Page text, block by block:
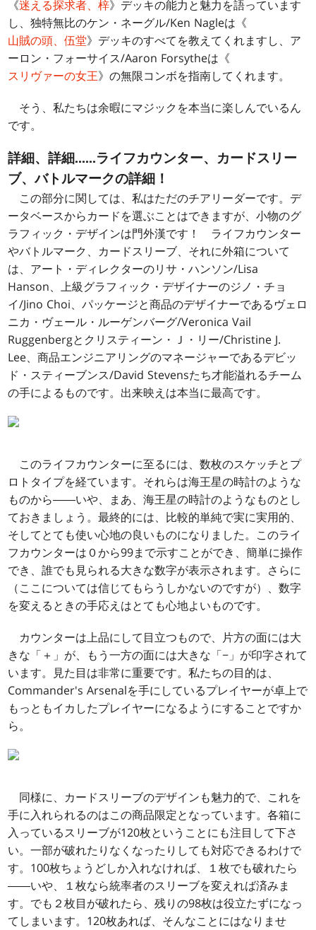
《迷える探求者、梓》デッキの能力と魅力を語っています
し、独特無比のケン・ネーグル/Ken Nagleは《
山賊の頭、伍堂》デッキのすべてを教えてくれますし、ア
ーロン・フォーサイス/Aaron Forsytheは《
スリヴァーの女王》の無限コンボを指南してくれます。
そう、私たちは余暇にマジックを本当に楽しんでいるん
です。
詳細、詳細……ライフカウンター、カードスリー
ブ、バトルマークの詳細！
この部分に関しては、私はただのチアリーダーです。デ
ータベースからカードを選ぶことはできますが、小物のグ
ラフィック・デザインは門外漢です！ ライフカウンター
やバトルマーク、カードスリーブ、それに外箱について
は、アート・ディレクターのリサ・ハンソン/Lisa
Hanson、上級グラフィック・デザイナーのジノ・チョ
イ/Jino Choi、パッケージと商品のデザイナーであるヴェロ
ニカ・ヴェール・ルーゲンバーグ/Veronica Vail
Ruggenbergとクリスティーン・Ｊ・リー/Christine J.
Lee、商品エンジニアリングのマネージャーであるデビッ
ド・スティーブンス/David Stevensたち才能溢れるチーム
の手によるものです。出来映えは本当に最高です。
このライフカウンターに至るには、数枚のスケッチとプ
ロトタイプを経ています。それらは海王星の時計のような
ものから――いや、まあ、海王星の時計のようなものとし
ておきましょう。最終的には、比較的単純で実に実用的、
そしてとても使い心地の良いものになりました。このライ
フカウンターは０から99まで示すことができ、簡単に操作
でき、誰でも見られる大きな数字が表示されます。さらに
（ここについては信じてもらうしかないのですが）、数字
を変えるときの手応えはとても心地よいものです。
カウンターは上品にして目立つもので、片方の面には大
きな「＋」が、もう一方の面には大きな「−」が印字されて
います。見た目は非常に重要です。私たちの目的は、
Commander's Arsenalを手にしているプレイヤーが卓上で
もっともイカしたプレイヤーになるようにすることですか
ら。
同様に、カードスリーブのデザインも魅力的で、これを
手に入れられるのはこの商品限定となっています。各箱に
入っているスリーブが120枚ということにも注目して下さ
い。一部が破れたりなくなったりしても対応できるわけで
す。100枚ちょうどしか入れなければ、１枚でも破れたら
――いや、１枚なら統率者のスリーブを変えれば済みま
す。でも２枚目が破れたら、残りの98枚は役立たずになっ
てしまいます。120枚あれば、そんなことにはなりませ